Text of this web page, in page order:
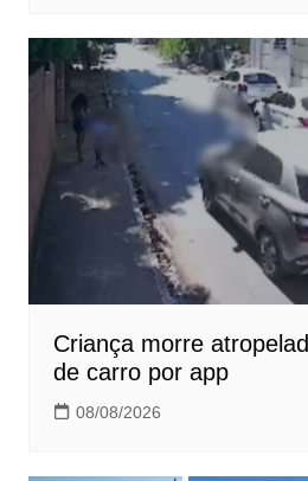
Criança morre
de carro por app
08/08/2026